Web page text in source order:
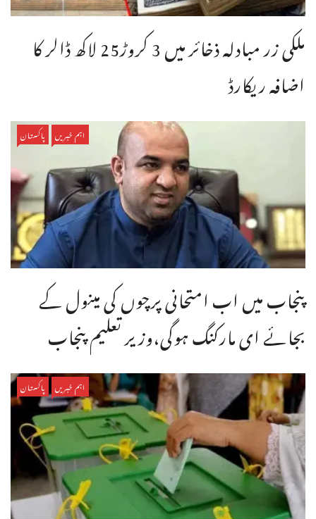
ملکی زر مبادلہ ذخائر میں 3 کروڑ25 لاکھ ڈالر کا
اضافہ ریکارڈ
اہم خبریں پاکستان
پنجاب میں اب امتحانی پرچوں کی مینول کے
بجائے ای مارکنگ ہوگی،وزیر تعلیم پنجاب
اہم خبریں پاکستان